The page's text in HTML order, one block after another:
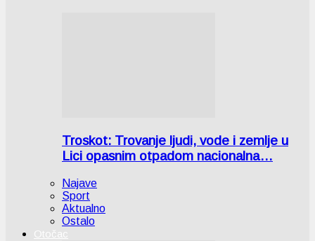
Troskot: Trovanje ljudi, vode i zemlje u
Lici opasnim otpadom nacionalna…
Najave
Sport
Aktualno
Ostalo
Otočac